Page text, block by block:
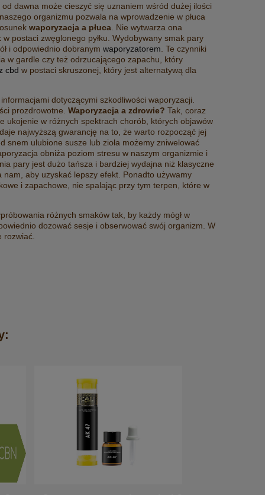
-
WAPORYZATOR SUSZU CBD FENIX
MINI + SUSZ KONOPNY 5G +
dawna może cieszyć się uznaniem wśród dużej ilości
organizmu pozwala na wprowadzenie w płuca
waporyzacja a płuca . Nie wytwarza ona
postaci zwęglonego pyłku. Wydobywany smak pary
i odpowiednio dobranym waporyzatorem . Te czynniki
w gardle czy też odrzucającego zapachu, który
cbd w postaci skruszonej, który jest alternatywą dla
dotyczącymi szkodliwości waporyzacji.
prozdrowotne. Waporyzacja a zdrowie? Tak, coraz
ukojenie w różnych spektrach chorób, których objawów
najwyższą gwarancję na to, że warto rozpocząć jej
snem ulubione susze lub zioła możemy zniwelować
obniża poziom stresu w naszym organizmie i
pary jest dużo tańsza i bardziej wydajna niż klasyczne
aby uzyskać lepszy efekt. Ponadto używamy
i zapachowe, nie spalając przy tym terpen, które w
różnych smaków tak, by każdy mógł w
dozować sesje i obserwować swój organizm. W
rozwiać.